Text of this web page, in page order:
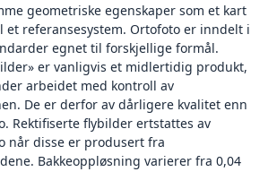
geometriske egenskaper som et kart
et referansesystem. Ortofoto er inndelt i
egnet til forskjellige formål.
er vanligvis et midlertidig produkt,
arbeidet med kontroll av
De er derfor av dårligere kvalitet enn
Rektifiserte flybilder ertstattes av
når disse er produsert fra
Bakkeoppløsning varierer fra 0,04